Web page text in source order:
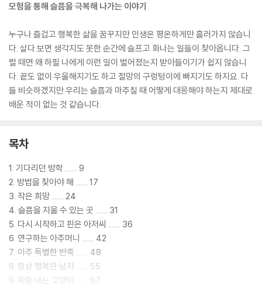
모험을 통해 슬픔을 극복해 나가는 이야기
누구나 즐겁고 행복한 삶을 꿈꾸지만 인생은 평온하게만 흘러가지 않습니
다. 살다 보면 생각지도 못한 순간에 슬프고 화나는 일들이 찾아옵니다. 그
럴 때면 왜 하필 나에게 이런 일이 벌어졌는지 받아들이기가 쉽지 않습니
다. 끝도 없이 우울해지기도 하고 절망의 구렁텅이에 빠지기도 하지요. 다
들 비슷하겠지만 우리는 슬픔과 마주칠 때 어떻게 대응해야 하는지 제대로
배운 적이 없는 것 같습니다.
목차
1. 기다리던 방학 ....... 9
2. 방법을 찾아야 해 ....... 17
3. 작은 희망 ....... 24
4. 슬픔을 지울 수 있는 곳 ....... 31
5. 다시 시작하고 핀은 아저씨 ....... 36
6. 연구하는 아주머니 ....... 42
7. 아주 특별한 반죽 ....... 48
8. 항상 행복한 남자 ....... 55
9. 짜증 내는 고양이 ....... 67